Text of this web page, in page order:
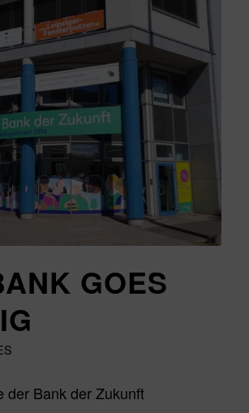
GOES
der Bank der Zukunft